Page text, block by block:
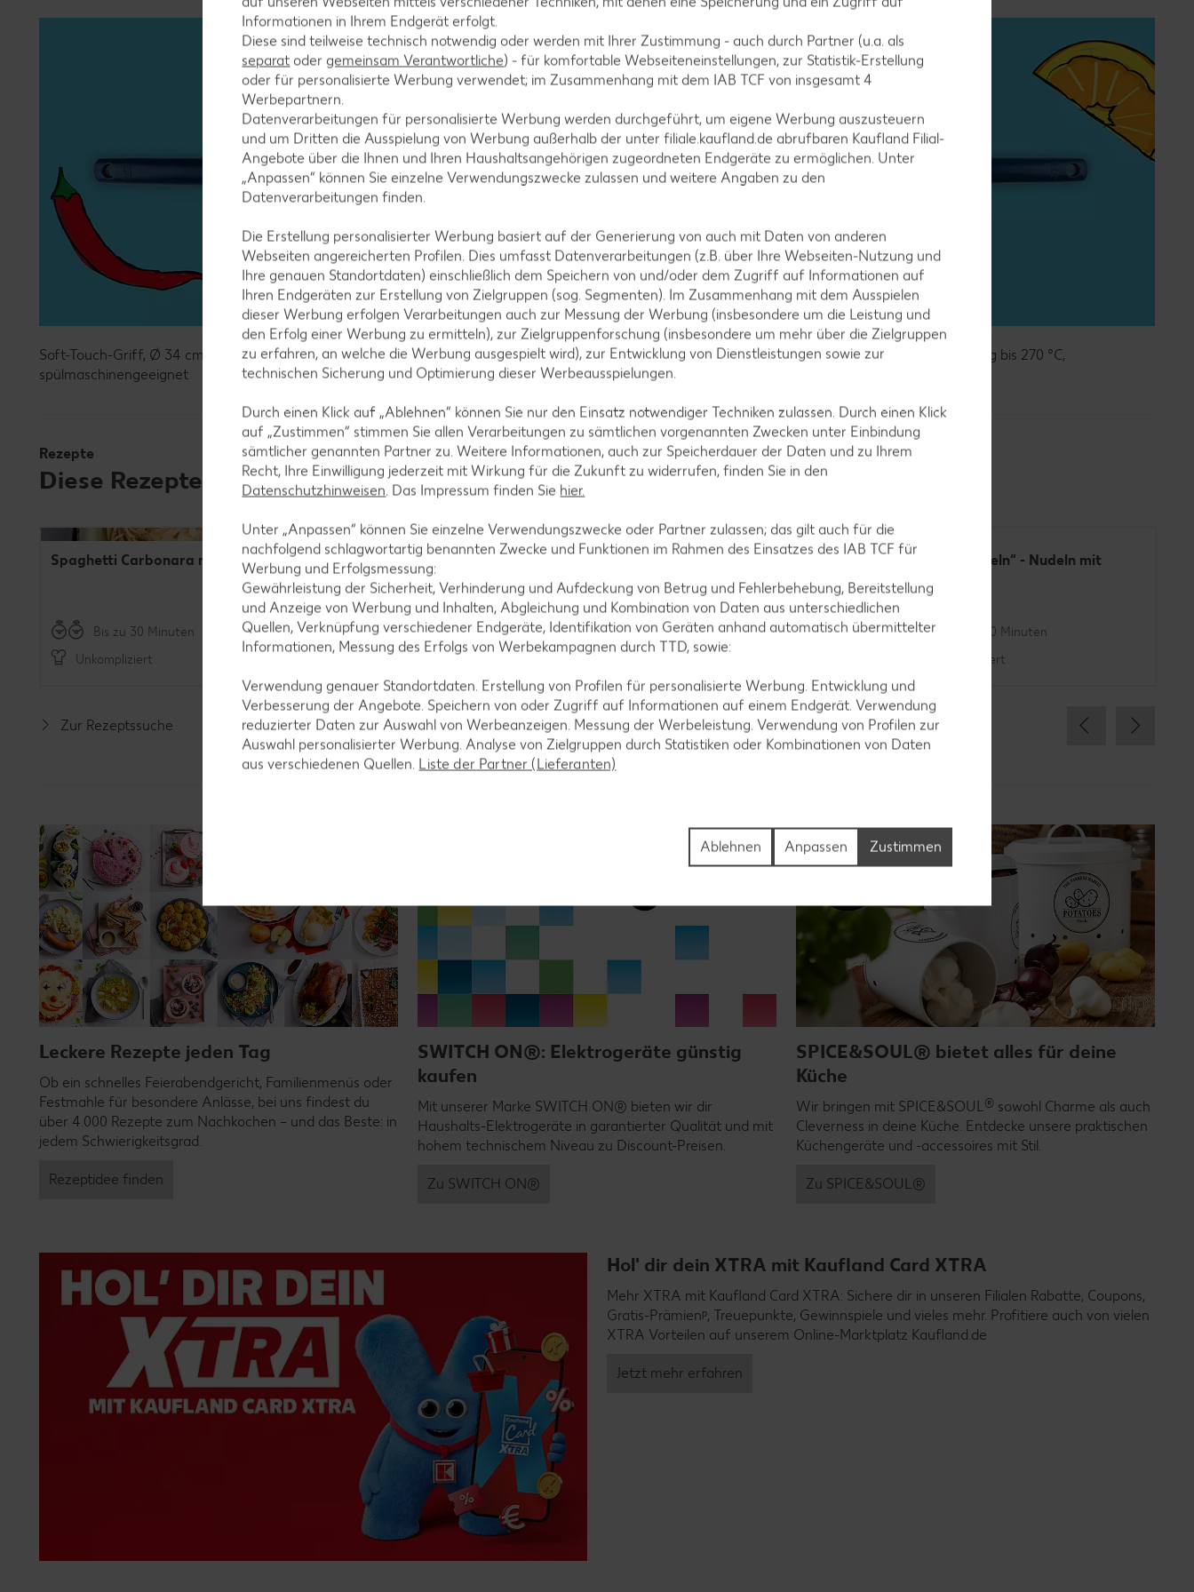
Soft-Touch-Griff, Ø 34 cm, Funktionsteil temperaturbeständig bis 180 °C,
spülmaschinengeeignet
Soft-Touch-Griff, Ø 34 cm, Funktionsteil temperaturbeständig bis 270 °C,
spülmaschinengeeignet
Rezepte
Diese Rezepte sind für deine Küchenhelfer von TASTY perfekt
Spaghetti Carbonara mit Sahne
Bis zu 30 Minuten
Unkompliziert
Vegan
Salat von Möhrenspaghetti mit
Linsen und Haselnüssen
Bis zu 60 Minuten
Unkompliziert
Würzige Reispfanne mit Tomaten
und Kichererbsen
Bis zu 30 Minuten
„Galaxie Nudeln“ - Nudeln mit
Rotkohl
Bis zu 30 Minuten
Unkompliziert
Zur Rezeptssuche
Leckere Rezepte jeden Tag
Ob ein schnelles Feierabendgericht, Familienmenüs oder
Festmahle für besondere Anlässe, bei uns findest du
über 4.000 Rezepte zum Nachkochen – und das Beste: in
jedem Schwierigkeitsgrad.
Rezeptidee finden
SWITCH ON®: Elektrogeräte günstig
kaufen
Mit unserer Marke SWITCH ON® bieten wir dir
Haushalts-Elektrogeräte in garantierter Qualität und mit
hohem technischem Niveau zu Discount-Preisen.
Zu SWITCH ON®
SPICE&SOUL® bietet alles für deine
Küche
Wir bringen mit SPICE&SOUL ® sowohl Charme als auch
Cleverness in deine Küche. Entdecke unsere praktischen
Küchengeräte und -accessoires mit Stil.
Zu SPICE&SOUL®
Hol' dir dein XTRA mit Kaufland Card XTRA
Mehr XTRA mit Kaufland Card XTRA: Sichere dir in unseren Filialen Rabatte, Coupons,
Gratis-Prämienᵖ, Treuepunkte, Gewinnspiele und vieles mehr. Profitiere auch von vielen
XTRA Vorteilen auf unserem Online-Marktplatz Kaufland.de
Jetzt mehr erfahren
Informationen in Ihrem Endgerät erfolgt.
Diese sind teilweise technisch notwendig oder werden mit Ihrer Zustimmung - auch durch Partner (u.a. als
separat oder gemeinsam Verantwortliche) - für komfortable Webseiteneinstellungen, zur Statistik-Erstellung
oder für personalisierte Werbung verwendet; im Zusammenhang mit dem IAB TCF von insgesamt4
Werbepartnern.
Datenverarbeitungen für personalisierte Werbung werden durchgeführt, um eigene Werbung auszusteuern
und um Dritten die Ausspielung von Werbung außerhalb der unter filiale.kaufland.de abrufbaren Kaufland Filial-
Angebote über die Ihnen und Ihren Haushaltsangehörigen zugeordneten Endgeräte zu ermöglichen. Unter
„Anpassen“ können Sie einzelne Verwendungszwecke zulassen und weitere Angaben zu den
Datenverarbeitungen finden.
Die Erstellung personalisierter Werbung basiert auf der Generierung von auch mit Daten von anderen
Webseiten angereicherten Profilen. Dies umfasst Datenverarbeitungen (z.B. über Ihre Webseiten-Nutzung und
Ihre genauen Standortdaten) einschließlich dem Speichern von und/oder dem Zugriff auf Informationen auf
Ihren Endgeräten zur Erstellung von Zielgruppen (sog. Segmenten). Im Zusammenhang mit dem Ausspielen
dieser Werbung erfolgen Verarbeitungen auch zur Messung der Werbung (insbesondere um die Leistung und
den Erfolg einer Werbung zu ermitteln), zur Zielgruppenforschung (insbesondere um mehr über die Zielgruppen
zu erfahren, an welche die Werbung ausgespielt wird), zur Entwicklung von Dienstleistungen sowie zur
technischen Sicherung und Optimierung dieser Werbeausspielungen.
Durch einen Klick auf „Ablehnen“ können Sie nur den Einsatz notwendiger Techniken zulassen. Durch einen Klick
auf „Zustimmen“ stimmen Sie allen Verarbeitungen zu sämtlichen vorgenannten Zwecken unter Einbindung
sämtlicher genannten Partner zu. Weitere Informationen, auch zur Speicherdauer der Daten und zu Ihrem
Recht, Ihre Einwilligung jederzeit mit Wirkung für die Zukunft zu widerrufen, finden Sie in den
Datenschutzhinweisen. Das Impressum finden Sie hier.
Unter „Anpassen“ können Sie einzelne Verwendungszwecke oder Partner zulassen; das gilt auch für die
nachfolgend schlagwortartig benannten Zwecke und Funktionen im Rahmen des Einsatzes des IAB TCF für
Werbung und Erfolgsmessung:
Gewährleistung der Sicherheit, Verhinderung und Aufdeckung von Betrug und Fehlerbehebung, Bereitstellung
und Anzeige von Werbung und Inhalten, Abgleichung und Kombination von Daten aus unterschiedlichen
Quellen, Verknüpfung verschiedener Endgeräte, Identifikation von Geräten anhand automatisch übermittelter
Informationen, Messung des Erfolgs von Werbekampagnen durch TTD, sowie:
Verwendung genauer Standortdaten. Erstellung von Profilen für personalisierte Werbung. Entwicklung und
Verbesserung der Angebote. Speichern von oder Zugriff auf Informationen auf einem Endgerät. Verwendung
reduzierter Daten zur Auswahl von Werbeanzeigen. Messung der Werbeleistung. Verwendung von Profilen zur
Auswahl personalisierter Werbung. Analyse von Zielgruppen durch Statistiken oder Kombinationen von Daten
aus verschiedenen Quellen. Liste der Partner (Lieferanten)
Zustimmen
Anpassen
Ablehnen